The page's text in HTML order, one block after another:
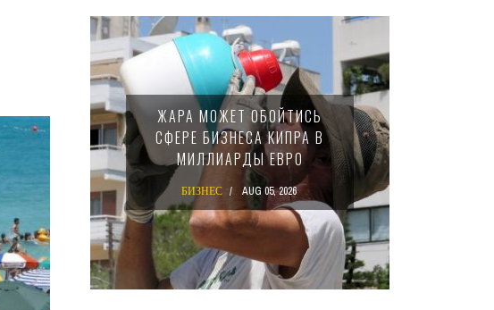
ЖАРА МОЖЕТ ОБОЙТИСЬ
СФЕРЕ БИЗНЕСА КИПРА В
МИЛЛИАРДЫ ЕВРО
БИЗНЕС AUG 05, 2026
МИНФИН КИПРА
ЗАКОН О 15-
НАЛОГЕ ДЛЯ КРУПНЫХ
МЕЖДУНАРОДНЫХ
КОМПАНИЙ
БИЗНЕС